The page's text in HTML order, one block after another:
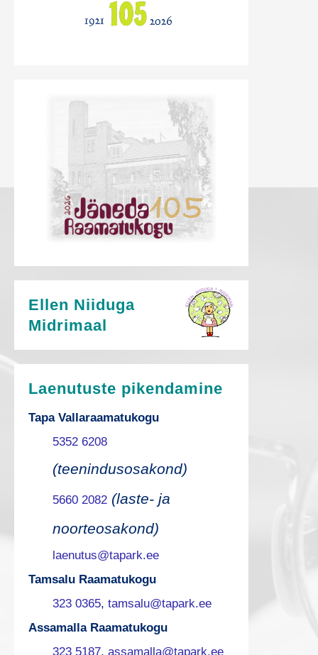
Ellen Niiduga
Midrimaal
Laenutuste pikendamine
Tapa Vallaraamatukogu
5352 6208
(teenindusosakond)
5660 2082 (laste- ja
noorteosakond)
laenutus@tapark.ee
Tamsalu Raamatukogu
323 0365, tamsalu@tapark.ee
Assamalla Raamatukogu
323 5187, assamalla@tapark.ee